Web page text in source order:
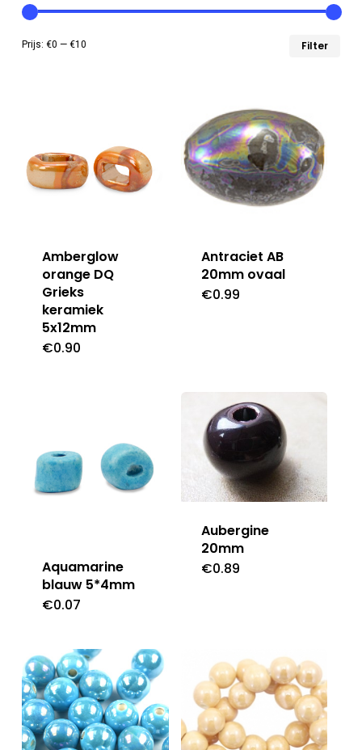
Filter
Prijs: €0 — €10
Amberglow
orange DQ
Grieks
keramiek
5x12mm
€0.90
Antraciet AB
20mm ovaal
€0.99
Aquamarine
blauw 5*4mm
€0.07
Aubergine
20mm
€0.89